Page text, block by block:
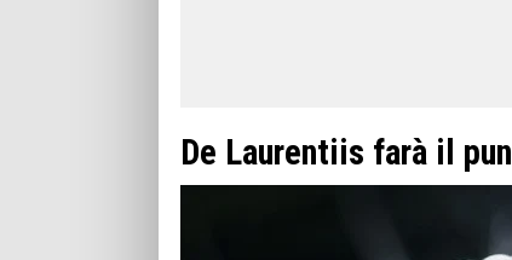
De Laurentiis farà il